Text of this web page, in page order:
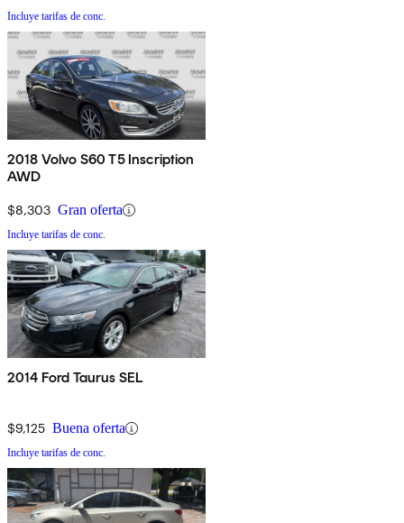
Incluye tarifas de conc.
2018 Volvo S60 T5 Inscription
AWD
$8,303 Gran oferta
Incluye tarifas de conc.
2014 Ford Taurus SEL
$9,125 Buena oferta
Incluye tarifas de conc.